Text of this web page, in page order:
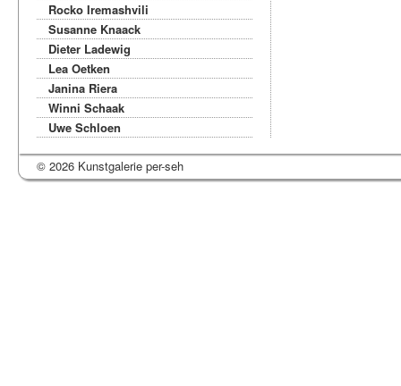
Rocko Iremashvili
Susanne Knaack
Dieter Ladewig
Lea Oetken
Janina Riera
Winni Schaak
Uwe Schloen
© 2026 Kunstgalerie per-seh